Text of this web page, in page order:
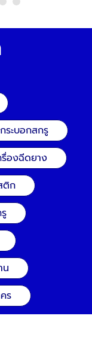
กระบอกสกรู
รื่องฉีดยาง
ติก
น
ร